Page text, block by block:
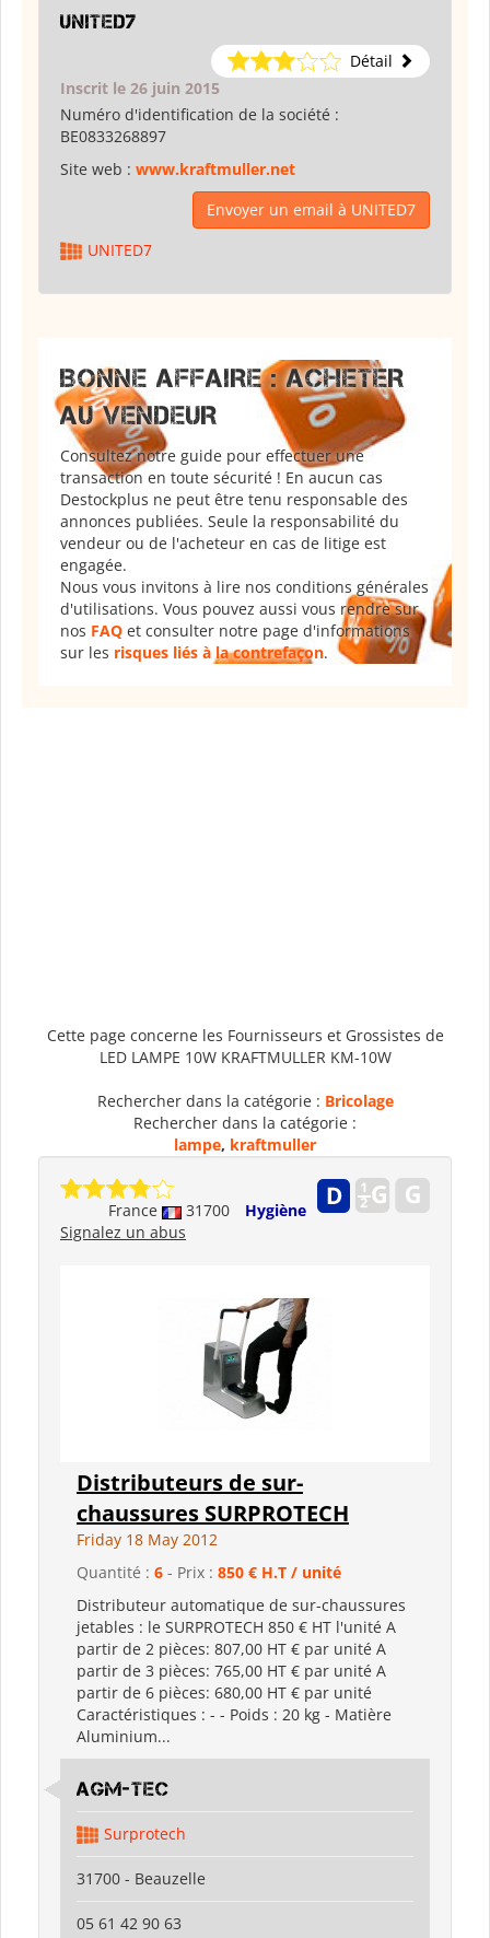
UNITED7
Détail
Inscrit le 26 juin 2015
Numéro d'identification de la société :
BE0833268897
Site web : www.kraftmuller.net
Envoyer un email à UNITED7
UNITED7
BONNE AFFAIRE : ACHETER
AU VENDEUR
Consultez notre guide pour effectuer une
transaction en toute sécurité ! En aucun cas
Destockplus ne peut être tenu responsable des
annonces publiées. Seule la responsabilité du
vendeur ou de l'acheteur en cas de litige est
engagée.
Nous vous invitons à lire nos conditions générales
d'utilisations. Vous pouvez aussi vous rendre sur
nos FAQ et consulter notre page d'informations
sur les risques liés à la contrefaçon.
Cette page concerne les Fournisseurs et Grossistes de
LED LAMPE 10W KRAFTMULLER KM-10W
Rechercher dans la catégorie : Bricolage
Rechercher dans la catégorie :
lampe, kraftmuller
France 31700
Hygiène
Signalez un abus
Distributeurs de sur-
chaussures SURPROTECH
Friday 18 May 2012
Quantité : 6 - Prix : 850 € H.T / unité
Distributeur automatique de sur-chaussures
jetables : le SURPROTECH 850 € HT l'unité A
partir de 2 pièces: 807,00 HT € par unité A
partir de 3 pièces: 765,00 HT € par unité A
partir de 6 pièces: 680,00 HT € par unité
Caractéristiques : - - Poids : 20 kg - Matière
Aluminium...
AGM-TEC
Surprotech
31700 - Beauzelle
05 61 42 90 63